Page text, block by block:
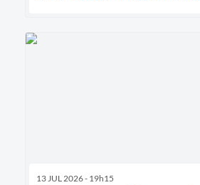
13 JUL 2026 - 19h15